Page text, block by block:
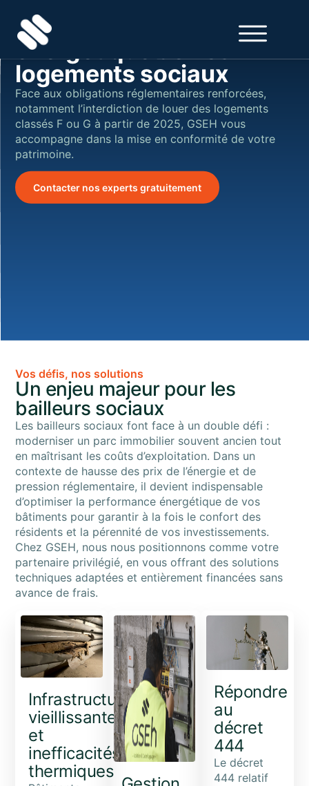
principal
performance
énergétique de vos
logements sociaux
Face aux obligations réglementaires renforcées,
notamment l’interdiction de louer des logements
classés F ou G à partir de 2025, GSEH vous
accompagne dans la mise en conformité de votre
patrimoine.
Contacter nos experts gratuitement
Vos défis, nos solutions
Un enjeu majeur pour les
bailleurs sociaux
Les bailleurs sociaux font face à un double défi :
moderniser un parc immobilier souvent ancien tout
en maîtrisant les coûts d’exploitation. Dans un
contexte de hausse des prix de l’énergie et de
pression réglementaire, il devient indispensable
d’optimiser la performance énergétique de vos
bâtiments pour garantir à la fois le confort des
résidents et la pérennité de vos investissements.
Chez GSEH, nous nous positionnons comme votre
partenaire privilégié, en vous offrant des solutions
techniques adaptées et entièrement financées sans
avance de frais.
Infrastructures
vieillissantes
et
inefficacités
thermiques
Répondre
au
décret
444
Le décret
444 relatif